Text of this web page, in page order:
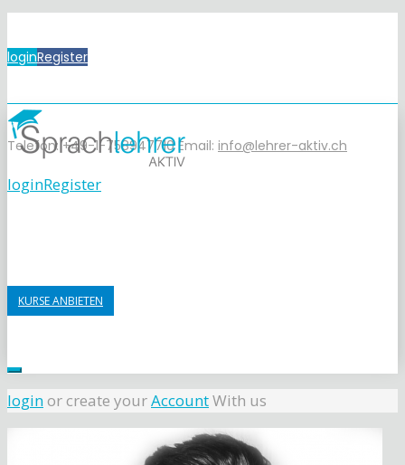
loginRegister
Telefon: +49-1-758947710 Email: info@lehrer-aktiv.ch
loginRegister
KURSE ANBIETEN
loginor create yourAccountWith us